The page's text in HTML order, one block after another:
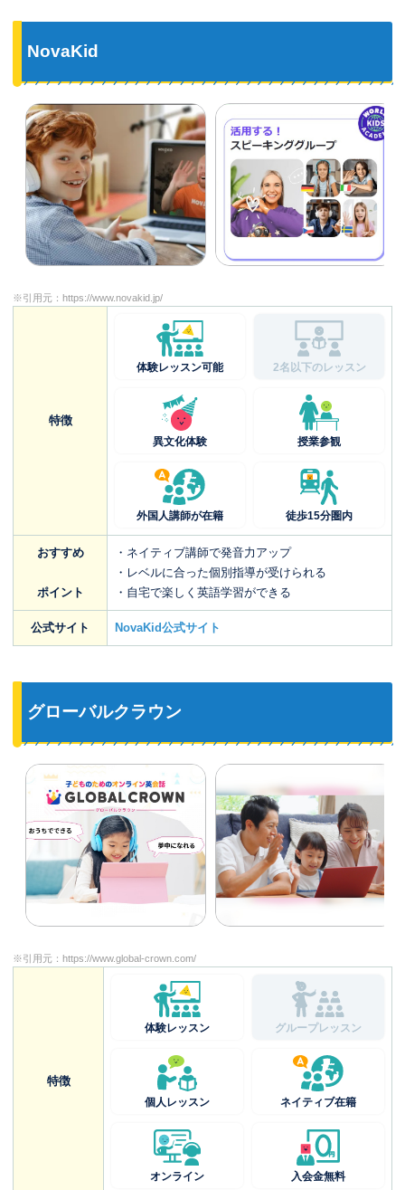
NovaKid
※引用元： https://www.novakid.jp/
特徴
体験レッスン可能 2名以下のレッスン
異文化体験 授業参観
外国人講師が在籍 徒歩15分圏内
おすすめ
ポイント
・ネイティブ講師で発音力アップ
・レベルに合った個別指導が受けられる
・自宅で楽しく英語学習ができる
公式サイト NovaKid公式サイト
グローバルクラウン
※引用元： https://www.global-crown.com/
特徴
体験レッスン グループレッスン
個人レッスン ネイティブ在籍
オンライン 入会金無料